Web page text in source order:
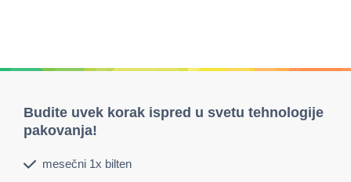
Budite uvek korak ispred u svetu tehnologije
pakovanja!
mesečni 1x bilten